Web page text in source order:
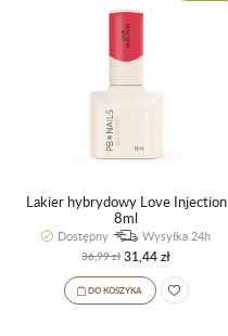
Lakier hybrydowy Love Injection
8ml
Dostępny
Wysyłka 24h
36,99 zł 31,44 zł
DO KOSZYKA